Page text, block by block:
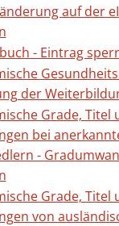
auf der
- Eintrag
der
Grade, Titel
bei
-
Grade, Titel
von